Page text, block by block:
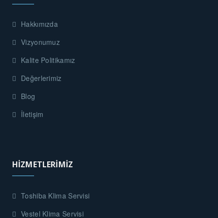
Hakkımızda
Vizyonumuz
Kalite Politikamız
Değerlerimiz
Blog
İletişim
HİZMETLERİMİZ
Toshiba Klima Servisi
Vestel Klima Servisi